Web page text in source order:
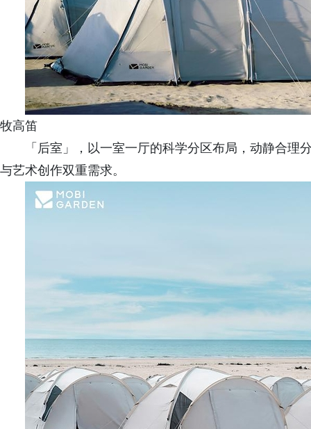
牧高笛
「后室」，以一室一厅的科学分区布局，动静合
与艺术创作双重需求。